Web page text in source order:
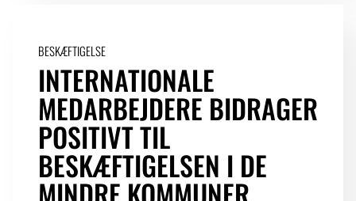
BESKÆFTIGELSE
INTERNATIONALE
MEDARBEJDERE BIDRAGER
POSITIVT TIL
BESKÆFTIGELSEN I DE